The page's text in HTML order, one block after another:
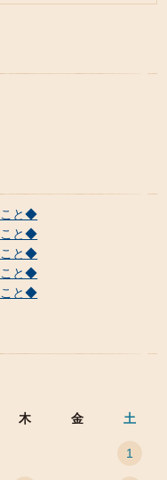
こと◆
こと◆
こと◆
こと◆
こと◆
木 金 土
1